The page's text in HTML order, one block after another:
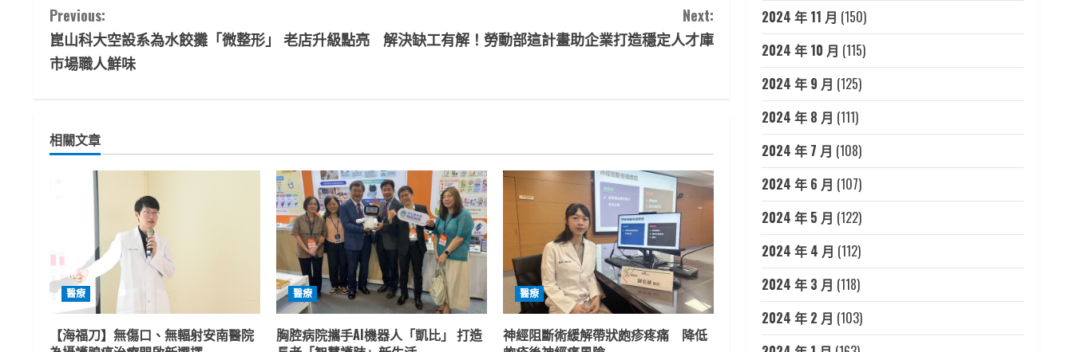
C
o
i
e
R
e
Previous:
崑山科大空設系為水餃攤「微整形」 老店升級點亮
市場職人鮮味
Next:
解決缺工有解！勞動部這計畫助企業打造穩定人才庫
相關文章
醫療
【海福刀】無傷口、無輻射安南醫院
醫療
胸腔病院攜手AI機器人「凱比」 打造
醫療
神經阻斷術緩解帶狀皰疹疼痛 降低
2024 年 11 月 (150)
2024 年 10 月 (115)
2024 年 9 月 (125)
2024 年 8 月 (111)
2024 年 7 月 (108)
2024 年 6 月 (107)
2024 年 5 月 (122)
2024 年 4 月 (112)
2024 年 3 月 (118)
2024 年 2 月 (103)